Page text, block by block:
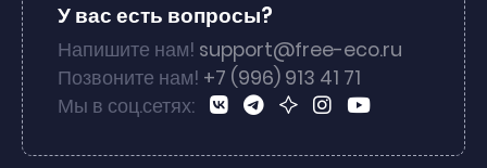
У вас есть вопросы?
Напишите нам! support@free-eco.ru
Позвоните нам! +7 (996) 913 41 71
Мы в соц.сетях: